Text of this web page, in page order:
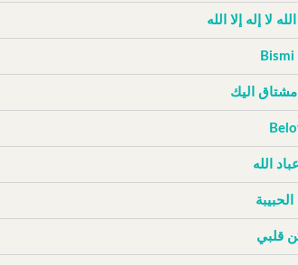
الله لا إله إلا الله
Bismi
مشتاق اليك
الله
قلبي